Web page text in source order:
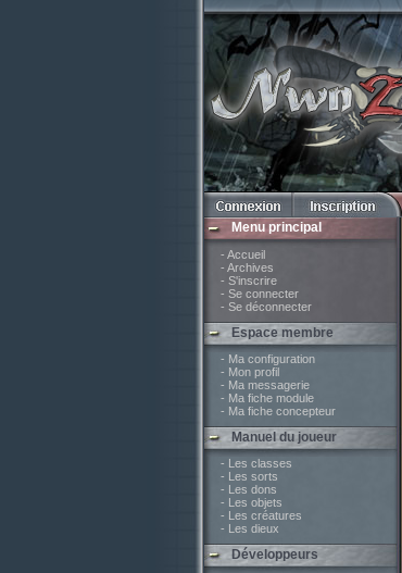
Menu principal
- Accueil
- Archives
- S'inscrire
- Se connecter
- Se déconnecter
Espace membre
- Ma configuration
- Mon profil
- Ma messagerie
- Ma fiche module
- Ma fiche concepteur
Manuel du joueur
- Les classes
- Les sorts
- Les dons
- Les objets
- Les créatures
- Les dieux
Développeurs